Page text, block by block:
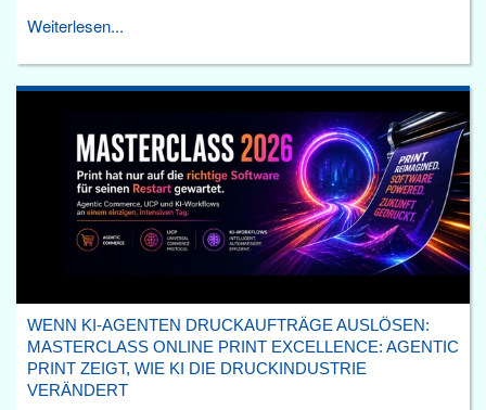
Weiterlesen...
WENN KI-AGENTEN DRUCKAUFTRÄGE AUSLÖSEN:
MASTERCLASS ONLINE PRINT EXCELLENCE: AGENTIC
PRINT ZEIGT, WIE KI DIE DRUCKINDUSTRIE
VERÄNDERT